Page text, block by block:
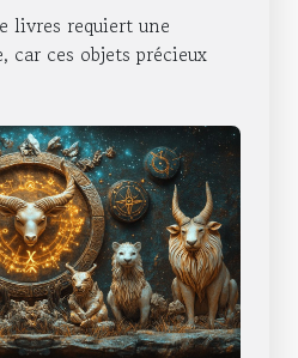
de livres
livres requiert une
ces objets précieux